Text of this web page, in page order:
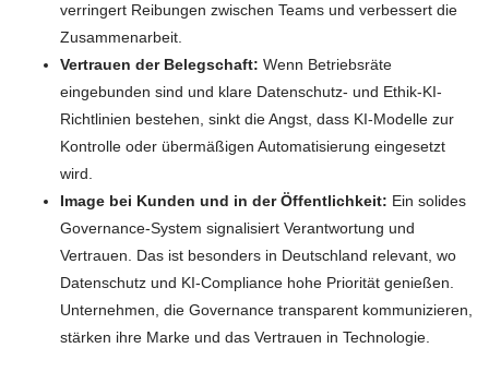
verringert Reibungen zwischen Teams und verbessert die
Zusammenarbeit.
Vertrauen der Belegschaft: Wenn Betriebsräte
eingebunden sind und klare Datenschutz- und Ethik-KI-
Richtlinien bestehen, sinkt die Angst, dass KI-Modelle zur
Kontrolle oder übermäßigen Automatisierung eingesetzt
wird.
Image bei Kunden und in der Öffentlichkeit: Ein solides
Governance-System signalisiert Verantwortung und
Vertrauen. Das ist besonders in Deutschland relevant, wo
Datenschutz und KI-Compliance hohe Priorität genießen.
Unternehmen, die Governance transparent kommunizieren,
stärken ihre Marke und das Vertrauen in Technologie.